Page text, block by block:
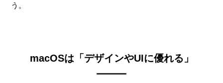
う。
macOSは「デザインやUIに優れる」